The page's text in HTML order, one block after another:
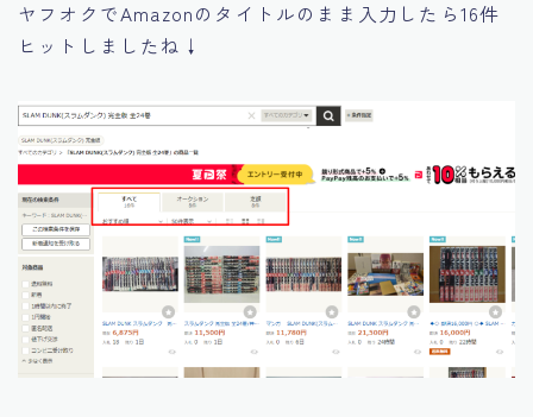
ヤフオクでAmazonのタイトルのまま入力したら16件
ヒットしましたね↓